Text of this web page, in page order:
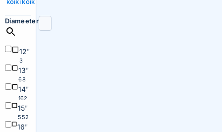
Diameeter
12"
3
13"
68
14"
162
15"
552
16"